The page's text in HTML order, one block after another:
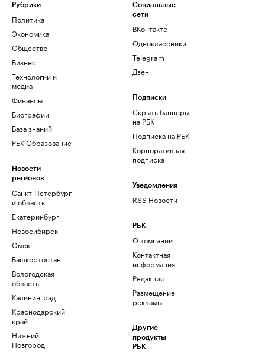
Рубрики
Политика
Экономика
Общество
Бизнес
Технологии и
медиа
Финансы
Биографии
База знаний
РБК Образование
Новости
регионов
Санкт-Петербург
и область
Екатеринбург
Новосибирск
Омск
Башкортостан
Вологодская
область
Калининград
Краснодарский
край
Нижний
Новгород
Социальные
сети
ВКонтакте
Одноклассники
Telegram
Дзен
Подписки
Скрыть баннеры
на РБК
Подписка на РБК
Корпоративная
подписка
Уведомления
RSS Новости
РБК
О компании
Контактная
информация
Редакция
Размещение
рекламы
Другие
продукты
РБК